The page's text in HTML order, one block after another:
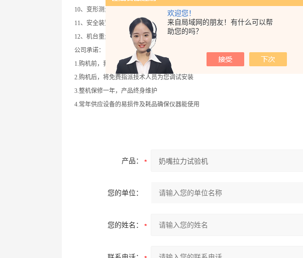
欢迎您！
来自局域网的朋友！有什么可以帮
助您的吗？
10、变形测量精度Displacement Accuracy：±0.5%以内
11、安全装置 Safety device：电子限位保护，紧急停止键 Safeguard stroke
12、机台重量Main Unit Weight ：约45kg
公司承诺：
1.购机前，我们专门派技术人员为您设计流程和方案
2.购机后，将免费指派技术人员为您调试安装
3.整机保修一年，产品终身维护
4.常年供应设备的易损件及耗品确保仪器能使用
产品：
您的单位：
您的姓名：